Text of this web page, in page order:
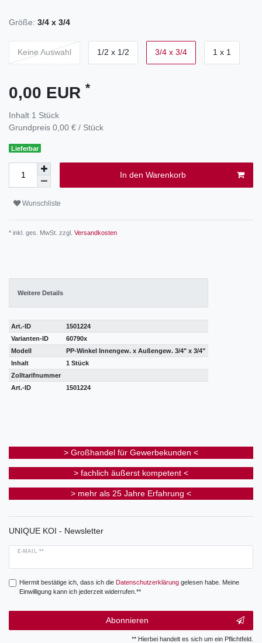
Größe: 3/4 x 3/4
Keine Auswahl 1/2 x 1/2 3/4 x 3/4 1 x 1
0,00 EUR *
Inhalt 1 Stück
Grundpreis 0,00 € / Stück
Lieferbar
In den Warenkorb
Wunschliste
* inkl. ges. MwSt. zzgl. Versandkosten
Weitere Details
Art.-ID
1501224
Varianten-ID
60790x
Modell
PP-Winkel Innengew. x Außengew. 3/4" x 3/4"
Inhalt
1 Stück
Zolltarifnummer
Art.-ID
1501224
> Großhandel für Gewerbekunden <
> fachlich äußerst kompetent <
> mehr als 25 Jahre Erfahrung <
UNIQUE KOI - Newsletter
E-MAIL **
Hiermit bestätige ich, dass ich die Daten­schutz­erklärunggelesen habe. Meine
Einwilligung kann ich jederzeit widerrufen.**
Abonnieren
** Hierbei handelt es sich um ein Pflichtfeld.